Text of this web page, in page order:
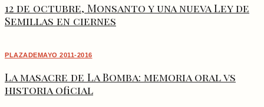
12 de octubre, Monsanto y una nueva Ley de
Semillas en ciernes
PLAZADEMAYO 2011-2016
La masacre de La Bomba: memoria oral vs
historia oficial